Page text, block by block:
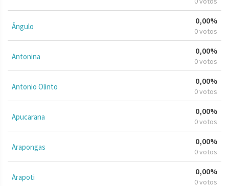
Ângulo
0,00%
0 votos
Antonina
0,00%
0 votos
Antonio Olinto
0,00%
0 votos
Apucarana
0,00%
0 votos
Arapongas
0,00%
0 votos
Arapoti
0,00%
0 votos